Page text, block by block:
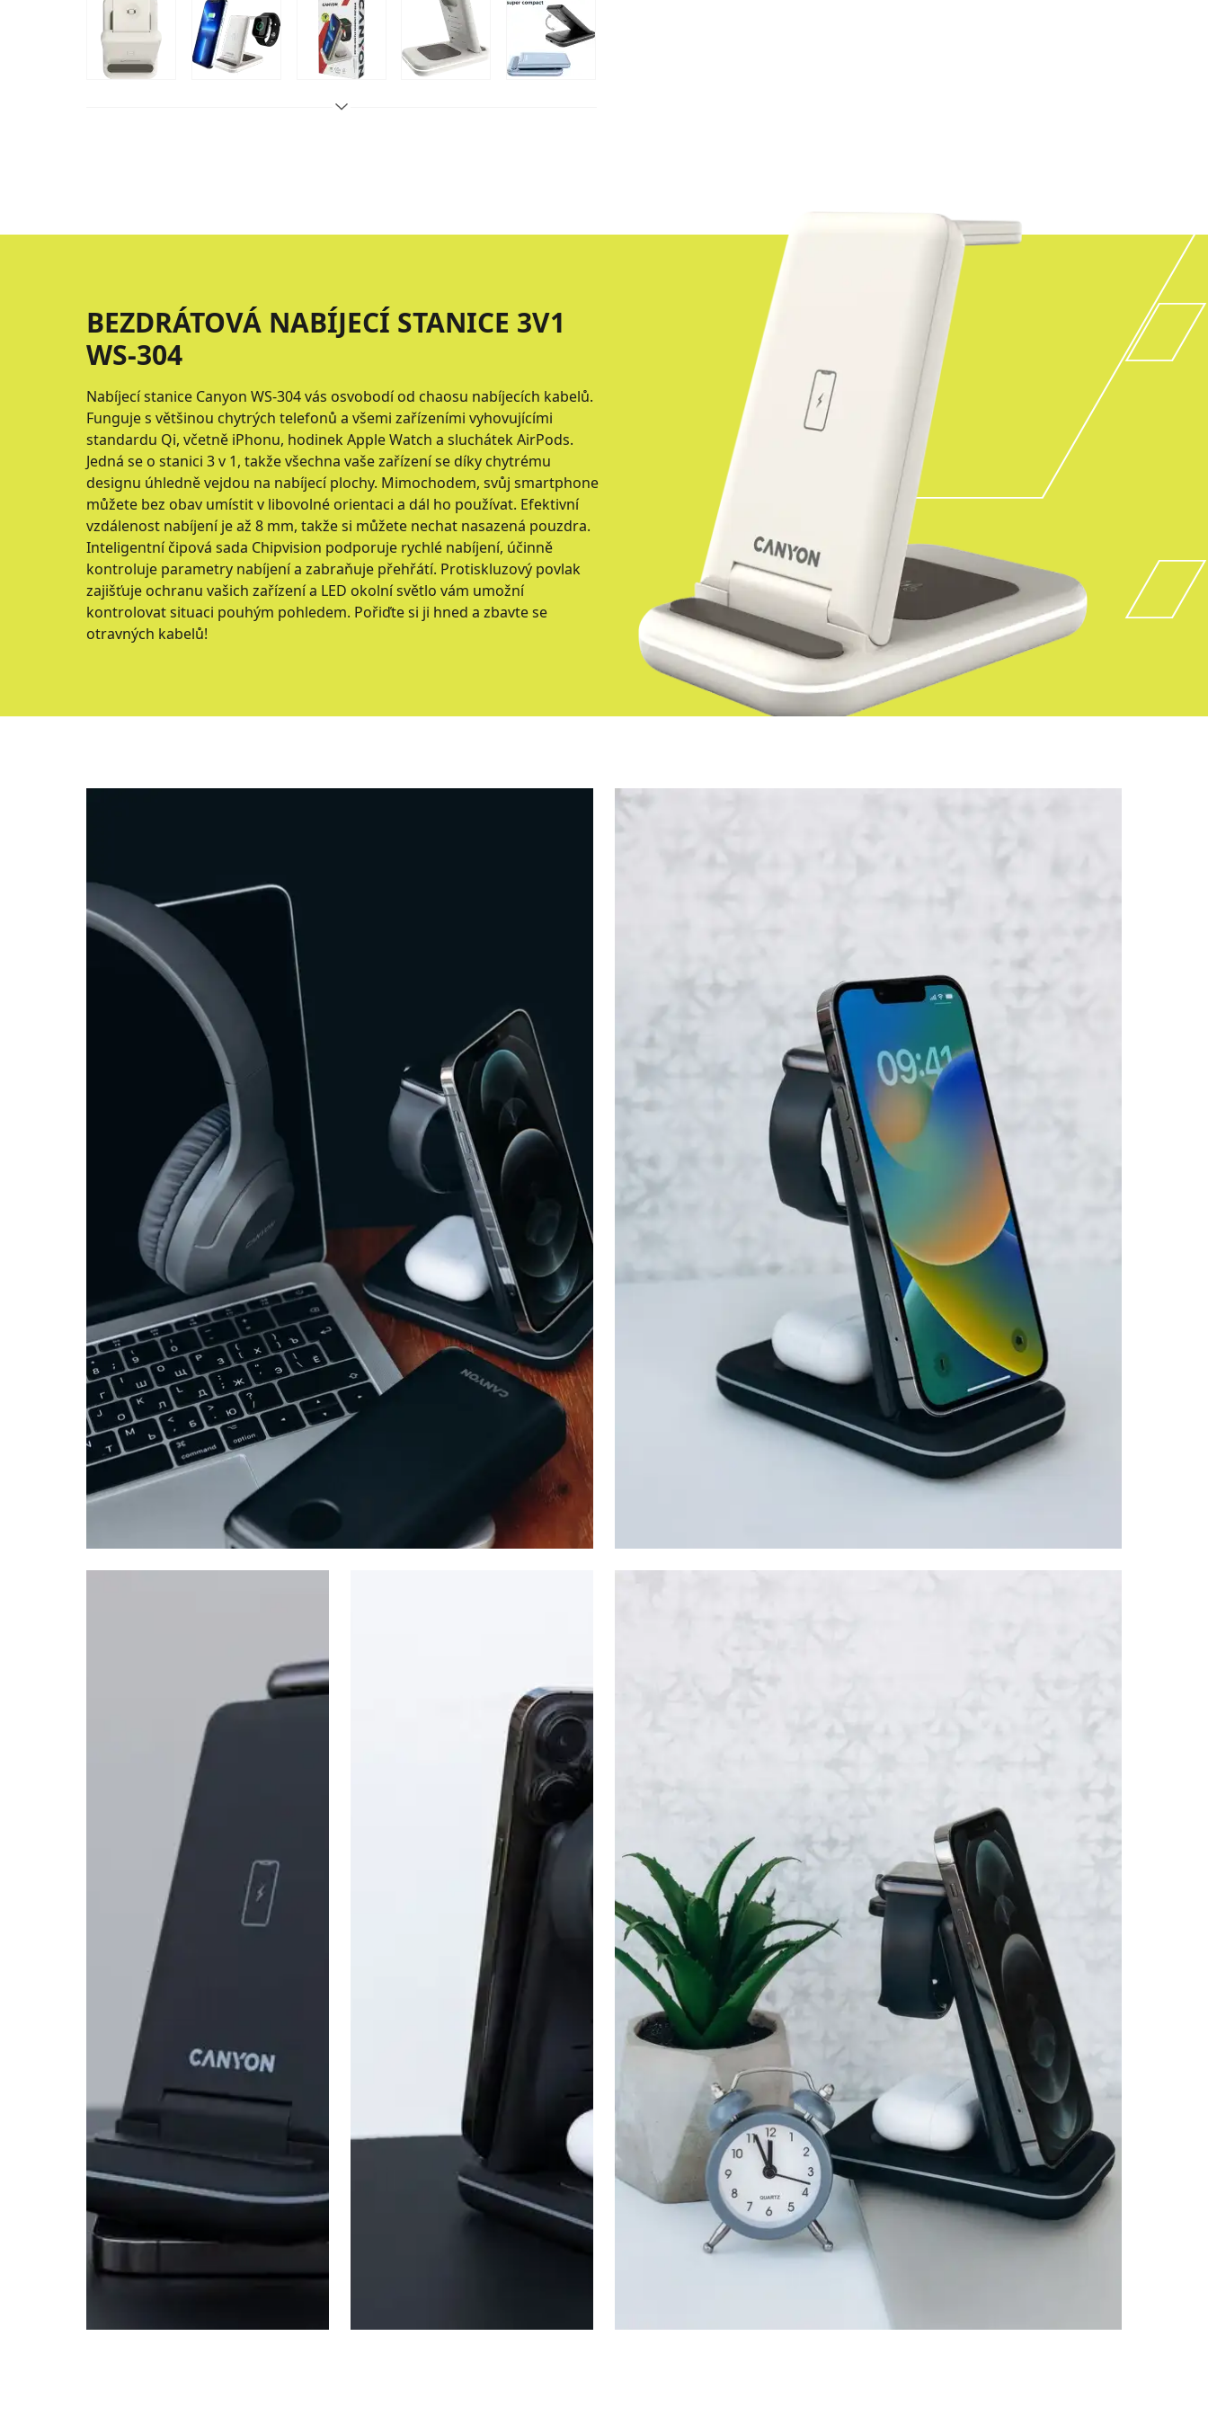
BEZDRÁTOVÁ NABÍJECÍ STANICE 3V1
WS-304
Nabíjecí stanice Canyon WS-304 vás osvobodí od chaosu nabíjecích kabelů.
Funguje s většinou chytrých telefonů a všemi zařízeními vyhovujícími
standardu Qi, včetně iPhonu, hodinek Apple Watch a sluchátek AirPods.
Jedná se o stanici 3 v 1, takže všechna vaše zařízení se díky chytrému
designu úhledně vejdou na nabíjecí plochy. Mimochodem, svůj smartphone
můžete bez obav umístit v libovolné orientaci a dál ho používat. Efektivní
vzdálenost nabíjení je až 8 mm, takže si můžete nechat nasazená pouzdra.
Inteligentní čipová sada Chipvision podporuje rychlé nabíjení, účinně
kontroluje parametry nabíjení a zabraňuje přehřátí. Protiskluzový povlak
zajišťuje ochranu vašich zařízení a LED okolní světlo vám umožní
kontrolovat situaci pouhým pohledem. Pořiďte si ji hned a zbavte se
otravných kabelů!